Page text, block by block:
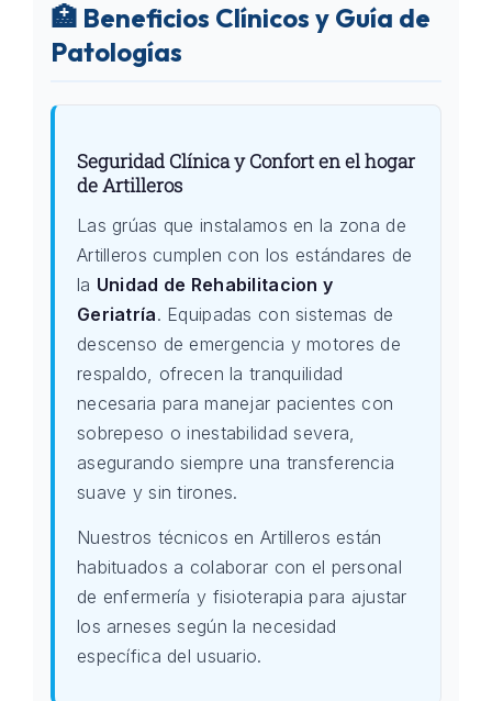
🏥 Beneficios Clínicos y Guía de
Patologías
Seguridad Clínica y Confort en el hogar
de Artilleros
Las grúas que instalamos en la zona de
Artilleros cumplen con los estándares de
la Unidad de Rehabilitacion y
Geriatría. Equipadas con sistemas de
descenso de emergencia y motores de
respaldo, ofrecen la tranquilidad
necesaria para manejar pacientes con
sobrepeso o inestabilidad severa,
asegurando siempre una transferencia
suave y sin tirones.
Nuestros técnicos en Artilleros están
habituados a colaborar con el personal
de enfermería y fisioterapia para ajustar
los arneses según la necesidad
específica del usuario.